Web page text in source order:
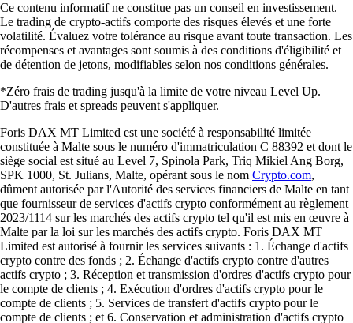
Ce contenu informatif ne constitue pas un conseil en investissement.
Le trading de crypto-actifs comporte des risques élevés et une forte
volatilité. Évaluez votre tolérance au risque avant toute transaction. Les
récompenses et avantages sont soumis à des conditions d'éligibilité et
de détention de jetons, modifiables selon nos conditions générales.
*Zéro frais de trading jusqu'à la limite de votre niveau Level Up.
D'autres frais et spreads peuvent s'appliquer.
Foris DAX MT Limited est une société à responsabilité limitée
constituée à Malte sous le numéro d'immatriculation C 88392 et dont le
siège social est situé au Level 7, Spinola Park, Triq Mikiel Ang Borg,
SPK 1000, St. Julians, Malte, opérant sous le nom Crypto.com,
dûment autorisée par l'Autorité des services financiers de Malte en tant
que fournisseur de services d'actifs crypto conformément au règlement
2023/1114 sur les marchés des actifs crypto tel qu'il est mis en œuvre à
Malte par la loi sur les marchés des actifs crypto. Foris DAX MT
Limited est autorisé à fournir les services suivants : 1. Échange d'actifs
crypto contre des fonds ; 2. Échange d'actifs crypto contre d'autres
actifs crypto ; 3. Réception et transmission d'ordres d'actifs crypto pour
le compte de clients ; 4. Exécution d'ordres d'actifs crypto pour le
compte de clients ; 5. Services de transfert d'actifs crypto pour le
compte de clients ; et 6. Conservation et administration d'actifs crypto